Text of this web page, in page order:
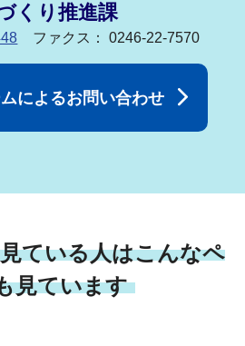
くり推進課
ファクス： 0246-22-7570
によるお問い合わせ
ている人はこんなペ
見ています